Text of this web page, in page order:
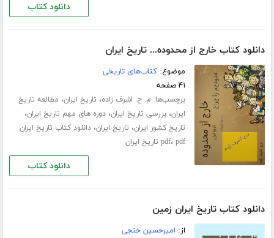
دانلود کتاب
دانلود کتاب خارج از محدوده... تاریخ ایران
موضوع:کتاب‌های تاریخی
۴۱ صفحه
برچسب‌ها:م. ح. اشرف زاده، تاریخ ایران، مطالعه تاریخ
ایران،بررسی تاریخ ایران،دوره های مهم تاریخ ایران،
تاریخ کشور ایران، تاریخ ایران،دانلود کتاب تاریخ ایران
pdf، pdf تاریخ ایران
دانلود کتاب
دانلود کتاب تاریخ ایران زمین
از: امیرحسین خنجی